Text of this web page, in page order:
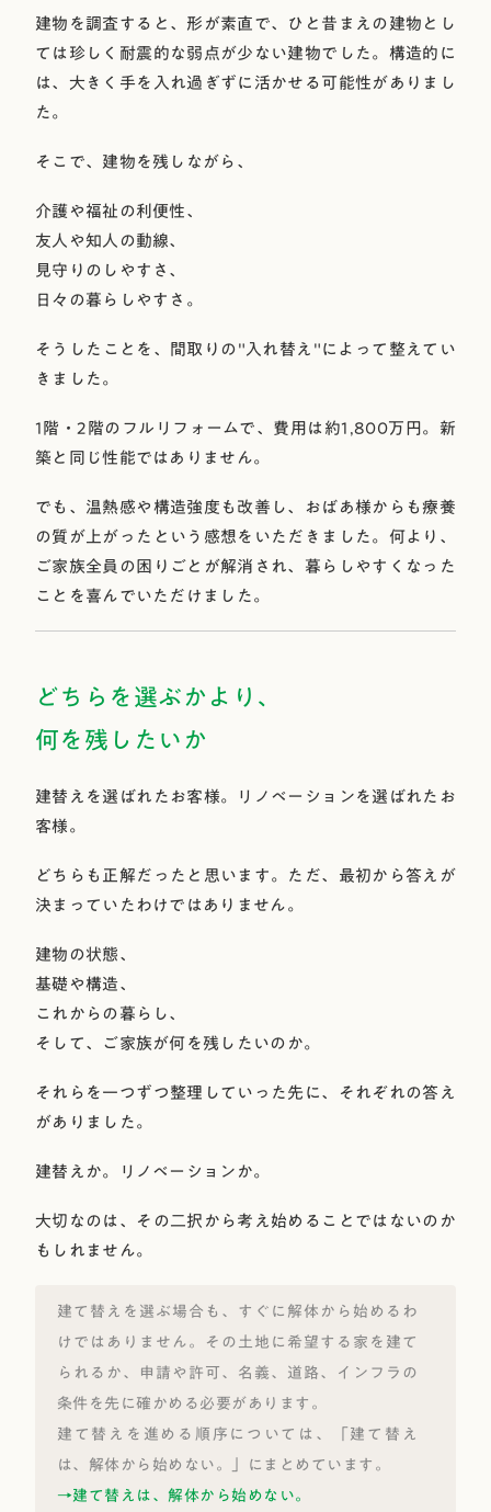
建物を調査すると、形が素直で、ひと昔まえの建物とし
ては珍しく耐震的な弱点が少ない建物でした。構造的に
は、大きく手を入れ過ぎずに活かせる可能性がありまし
た。
そこで、建物を残しながら、
介護や福祉の利便性、
友人や知人の動線、
見守りのしやすさ、
日々の暮らしやすさ。
そうしたことを、間取りの"入れ替え"によって整えてい
きました。
1階・2階のフルリフォームで、費用は約1,800万円。新
築と同じ性能ではありません。
でも、温熱感や構造強度も改善し、おばあ様からも療養
の質が上がったという感想をいただきました。何より、
ご家族全員の困りごとが解消され、暮らしやすくなった
ことを喜んでいただけました。
どちらを選ぶかより、
何を残したいか
建替えを選ばれたお客様。リノベーションを選ばれたお
客様。
どちらも正解だったと思います。ただ、最初から答えが
決まっていたわけではありません。
建物の状態、
基礎や構造、
これからの暮らし、
そして、ご家族が何を残したいのか。
それらを一つずつ整理していった先に、それぞれの答え
がありました。
建替えか。リノベーションか。
大切なのは、その二択から考え始めることではないのか
もしれません。
建て替えを選ぶ場合も、すぐに解体から始めるわ
けではありません。その土地に希望する家を建て
られるか、申請や許可、名義、道路、インフラの
条件を先に確かめる必要があります。
建て替えを進める順序については、「建て替え
は、解体から始めない。」にまとめています。
→建て替えは、解体から始めない。